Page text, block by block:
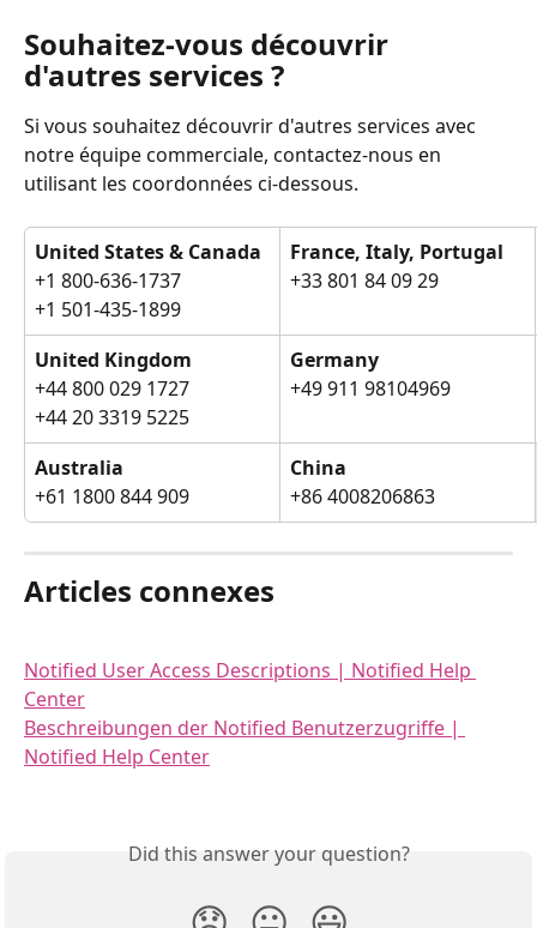
Souhaitez-vous découvrir
d'autres services ?
Si vous souhaitez découvrir d'autres services avec
notre équipe commerciale, contactez-nous en
utilisant les coordonnées ci-dessous.
United States & Canada
+1 800-636-1737
+1 501-435-1899
France, Italy, Portugal
+33 801 84 09 29
United Kingdom
+44 800 029 1727
+44 20 3319 5225
Germany
+49 911 98104969
Australia
+61 1800 844 909
China
+86 4008206863
Articles connexes
Notified User Access Descriptions | Notified Help
Center
Beschreibungen der Notified Benutzerzugriffe |
Notified Help Center
Did this answer your question?